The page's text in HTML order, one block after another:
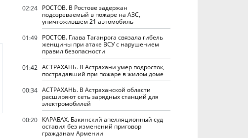
02:24 РОСТОВ. В Ростове задержан
подозреваемый в пожаре на АЗС,
уничтожившем 21 автомобиль
01:49 РОСТОВ. Глава Таганрога связала гибель
женщины при атаке ВСУ с нарушением
правил безопасности
01:42 АСТРАХАНЬ. В Астрахани умер подросток,
пострадавший при пожаре в жилом доме
00:34 АСТРАХАНЬ. В Астраханской области
расширяют сеть зарядных станций для
электромобилей
00:20 КАРАБАХ. Бакинский апелляционный суд
оставил без изменений приговор
гражданам Армении